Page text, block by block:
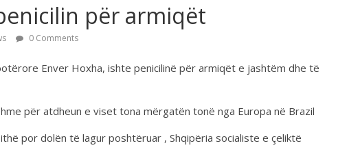
për armiqët
0 Comments
Enver Hoxha, ishte penicilinë për armiqët e jashtëm dhe të
për atdheun e viset tona mërgatën tonë nga Europa në Brazil
por dolën të lagur poshtëruar , Shqipëria socialiste e çeliktë